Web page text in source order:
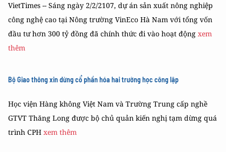
VietTimes -- Sáng ngày 2/2/2107, dự án sản xuất nông nghiệp
công nghệ cao tại Nông trường VinEco Hà Nam với tổng vốn
đầu tư hơn 300 tỷ đồng đã chính thức đi vào hoạt động xem
thêm
Bộ Giao thông xin dừng cổ phần hóa hai trường học công lập
Học viện Hàng không Việt Nam và Trường Trung cấp nghề
GTVT Thăng Long được bộ chủ quản kiến nghị tạm dừng quá
trình CPH xem thêm